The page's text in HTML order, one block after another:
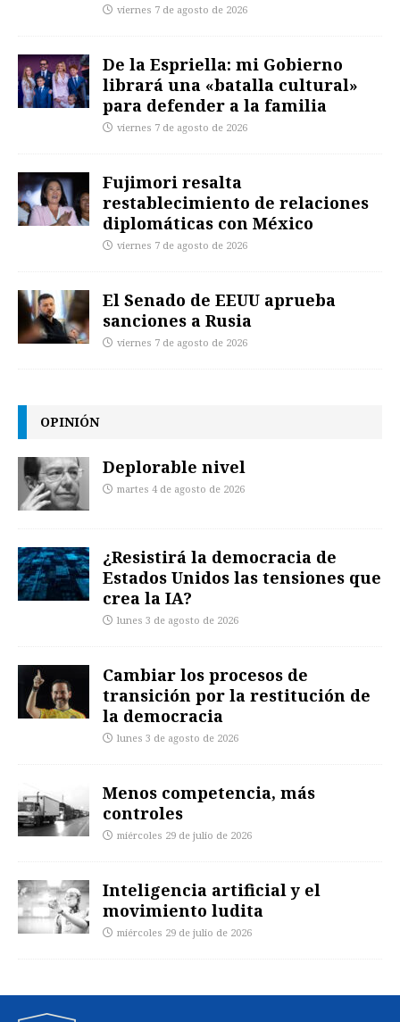
viernes 7 de agosto de 2026
De la Espriella: mi Gobierno
librará una «batalla cultural»
para defender a la familia
viernes 7 de agosto de 2026
Fujimori resalta
restablecimiento de relaciones
diplomáticas con México
viernes 7 de agosto de 2026
El Senado de EEUU aprueba
sanciones a Rusia
viernes 7 de agosto de 2026
OPINIÓN
Deplorable nivel
martes 4 de agosto de 2026
¿Resistirá la democracia de
Estados Unidos las tensiones que
crea la IA?
lunes 3 de agosto de 2026
Cambiar los procesos de
transición por la restitución de
la democracia
lunes 3 de agosto de 2026
Menos competencia, más
controles
miércoles 29 de julio de 2026
Inteligencia artificial y el
movimiento ludita
miércoles 29 de julio de 2026